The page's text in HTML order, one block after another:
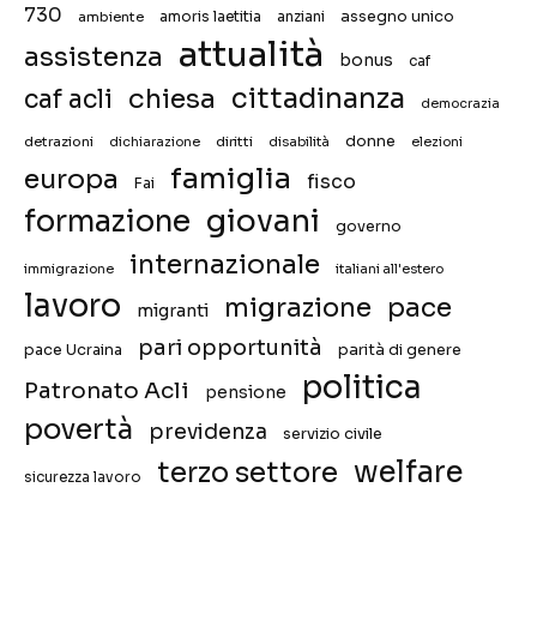
730 ambiente amoris laetitia anziani assegno unico
assistenza attualità bonus caf
caf acli chiesa cittadinanza democrazia
detrazioni dichiarazione diritti disabilità donne elezioni
europa Fai famiglia fisco
formazione giovani governo
immigrazione internazionale italiani all'estero
lavoro migranti migrazione pace
pace Ucraina pari opportunità parità di genere
Patronato Acli pensione politica
povertà previdenza servizio civile
sicurezza lavoro terzo settore welfare